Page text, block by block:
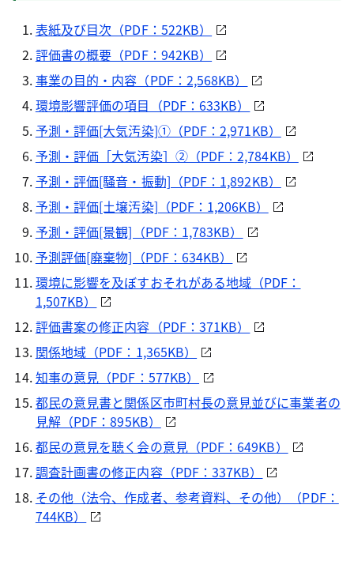
表紙及び目次（PDF：522KB）
評価書の概要（PDF：942KB）
事業の目的・内容（PDF：2,568KB）
環境影響評価の項目（PDF：633KB）
予測・評価[大気汚染]①（PDF：2,971KB）
予測・評価［大気汚染］②（PDF：2,784KB）
予測・評価[騒音・振動]（PDF：1,892KB）
予測・評価[土壌汚染]（PDF：1,206KB）
予測・評価[景観]（PDF：1,783KB）
予測評価[廃棄物]（PDF：634KB）
環境に影響を及ぼすおそれがある地域（PDF：
1,507KB）
評価書案の修正内容（PDF：371KB）
関係地域（PDF：1,365KB）
知事の意見（PDF：577KB）
都民の意見書と関係区市町村長の意見並びに事業者の
見解（PDF：895KB）
都民の意見を聴く会の意見（PDF：649KB）
調査計画書の修正内容（PDF：337KB）
その他（法令、作成者、参考資料、その他）（PDF：
744KB）